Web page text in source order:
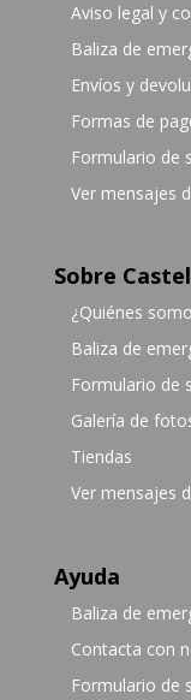
Aviso legal y
Baliza de
Envíos y
Formas de
Formulario de
Ver mensajes
Sobre
¿Quiénes
Baliza de
Formulario de
Galería de
Tiendas
Ver mensajes
Ayuda
Baliza de
Contacta con
Formulario de